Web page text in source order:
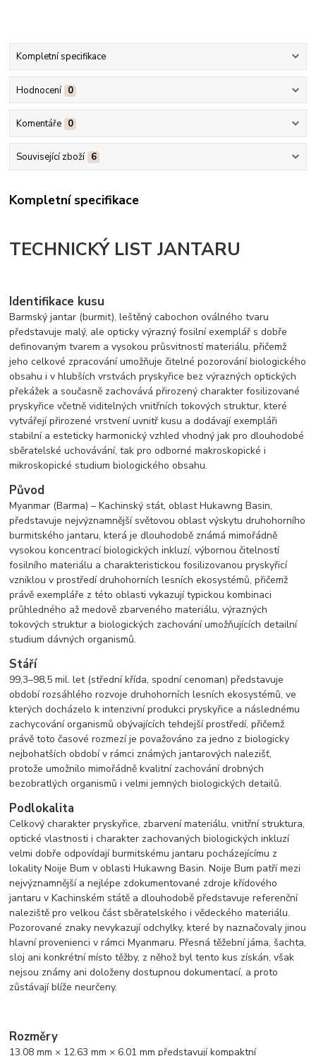
Kompletní specifikace
Hodnocení 0
Komentáře 0
Související zboží 6
Kompletní specifikace
TECHNICKÝ LIST JANTARU
Identifikace kusu
Barmský jantar (burmit), leštěný cabochon oválného tvaru
představuje malý, ale opticky výrazný fosilní exemplář s dobře
definovaným tvarem a vysokou průsvitností materiálu, přičemž
jeho celkové zpracování umožňuje čitelné pozorování biologického
obsahu i v hlubších vrstvách pryskyřice bez výrazných optických
překážek a současně zachovává přirozený charakter fosilizované
pryskyřice včetně viditelných vnitřních tokových struktur, které
vytvářejí přirozené vrstvení uvnitř kusu a dodávají exempláři
stabilní a esteticky harmonický vzhled vhodný jak pro dlouhodobé
sběratelské uchovávání, tak pro odborné makroskopické i
mikroskopické studium biologického obsahu.
Původ
Myanmar (Barma) – Kachinský stát, oblast Hukawng Basin,
představuje nejvýznamnější světovou oblast výskytu druhohorního
burmitského jantaru, která je dlouhodobě známá mimořádně
vysokou koncentrací biologických inkluzí, výbornou čitelností
fosilního materiálu a charakteristickou fosilizovanou pryskyřicí
vzniklou v prostředí druhohorních lesních ekosystémů, přičemž
právě exempláře z této oblasti vykazují typickou kombinaci
průhledného až medově zbarveného materiálu, výrazných
tokových struktur a biologických zachování umožňujících detailní
studium dávných organismů.
Stáří
99,3–98,5 mil. let (střední křída, spodní cenoman) představuje
období rozsáhlého rozvoje druhohorních lesních ekosystémů, ve
kterých docházelo k intenzivní produkci pryskyřice a následnému
zachycování organismů obývajících tehdejší prostředí, přičemž
právě toto časové rozmezí je považováno za jedno z biologicky
nejbohatších období v rámci známých jantarových nalezišť,
protože umožnilo mimořádně kvalitní zachování drobných
bezobratlých organismů i velmi jemných biologických detailů.
Podlokalita
Celkový charakter pryskyřice, zbarvení materiálu, vnitřní struktura,
optické vlastnosti i charakter zachovaných biologických inkluzí
velmi dobře odpovídají burmitskému jantaru pocházejícímu z
lokality Noije Bum v oblasti Hukawng Basin. Noije Bum patří mezi
nejvýznamnější a nejlépe zdokumentované zdroje křídového
jantaru v Kachinském státě a dlouhodobě představuje referenční
naleziště pro velkou část sběratelského i vědeckého materiálu.
Pozorované znaky nevykazují odchylky, které by naznačovaly jinou
hlavní provenienci v rámci Myanmaru. Přesná těžební jáma, šachta,
sloj ani konkrétní místo těžby, z něhož byl tento kus získán, však
nejsou známy ani doloženy dostupnou dokumentací, a proto
zůstávají blíže neurčeny.
Rozměry
13.08 mm × 12.63 mm × 6.01 mm představují kompaktní